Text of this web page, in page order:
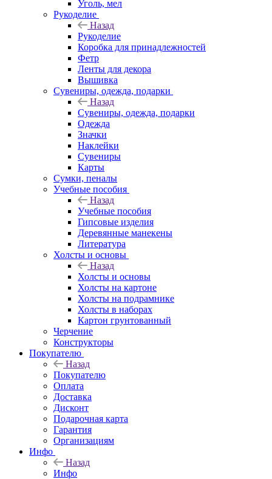
Уголь, мел
Рукоделие
Назад
Рукоделие
Коробка для принадлежностей
Фетр
Ленты для декора
Вышивка
Сувениры, одежда, подарки
Назад
Сувениры, одежда, подарки
Одежда
Значки
Наклейки
Сувениры
Карты
Сумки, пеналы
Учебные пособия
Назад
Учебные пособия
Гипсовые изделия
Деревянные манекены
Литература
Холсты и основы
Назад
Холсты и основы
Холсты на картоне
Холсты на подрамнике
Холсты в наборах
Картон грунтованный
Черчение
Конструкторы
Покупателю
Назад
Покупателю
Оплата
Доставка
Дисконт
Подарочная карта
Гарантия
Организациям
Инфо
Назад
Инфо